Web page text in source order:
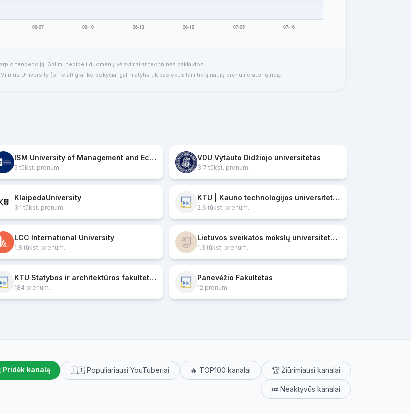
tendenciją. Galimi nedideli duomenų vėlavimai ar techninės paklaidos.
University (official) grafiko pokyčiai gali matytis tik pasiekus tam tikrą naujų prenumeratorių ribą.
ISM University of Management and Economics
5 tūkst. prenum.
VDU Vytauto Didžiojo universitetas
3.7 tūkst. prenum.
KlaipedaUniversity
3.1 tūkst. prenum.
KTU | Kauno technologijos universitetas | Kaunas University of Technology
2.6 tūkst. prenum.
LCC International University
1.8 tūkst. prenum.
Lietuvos sveikatos mokslų universitetas (LSMU)
1.3 tūkst. prenum.
KTU Statybos ir architektūros fakultetas
184 prenum.
Panevėžio Fakultetas
12 prenum.
Pridėk kanalą 🇱🇹 Populiariausi YouTuberiai 🔥 TOP100 kanalai 🏆 Žiūrimiausi kanalai
💤 Neaktyvūs kanalai